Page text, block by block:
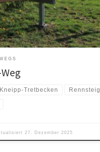
Kneipp-Tretbecken Rennsteig
27. Dezember 2025